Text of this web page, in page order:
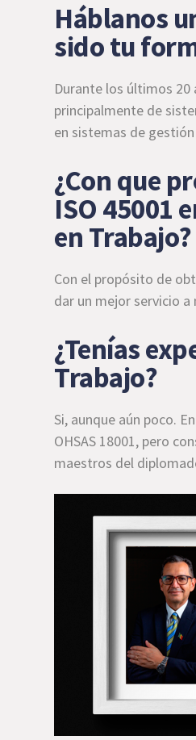
Háblanos
sido tu
Durante los últimos
principalmente de
en sistemas de
¿Con que
ISO 45001
en Trabajo?
Con el propósito de
dar un mejor servicio a
¿Tenías
Trabajo?
Si, aunque aún poco.
OHSAS 18001, pero
maestros del